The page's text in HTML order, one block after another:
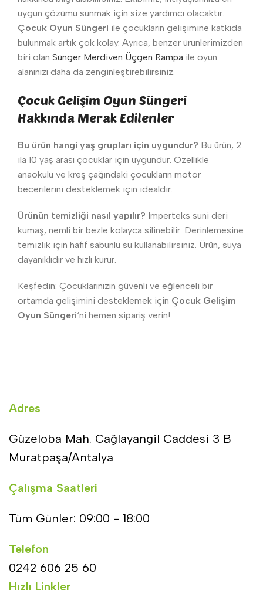
uygun çözümü sunmak için size yardımcı olacaktır.
Çocuk Oyun Süngeri ile çocukların gelişimine katkıda
bulunmak artık çok kolay. Ayrıca, benzer ürünlerimizden
biri olan Sünger Merdiven Üçgen Rampa ile oyun
alanınızı daha da zenginleştirebilirsiniz.
Çocuk Gelişim Oyun Süngeri
Hakkında Merak Edilenler
Bu ürün hangi yaş grupları için uygundur? Bu ürün, 2
ila 10 yaş arası çocuklar için uygundur. Özellikle
anaokulu ve kreş çağındaki çocukların motor
becerilerini desteklemek için idealdir.
Ürünün temizliği nasıl yapılır? Imperteks suni deri
kumaş, nemli bir bezle kolayca silinebilir. Derinlemesine
temizlik için hafif sabunlu su kullanabilirsiniz. Ürün, suya
dayanıklıdır ve hızlı kurur.
Keşfedin: Çocuklarınızın güvenli ve eğlenceli bir
ortamda gelişimini desteklemek için Çocuk Gelişim
Oyun Süngeri‘ni hemen sipariş verin!
Adres
Güzeloba Mah. Cağlayangil Caddesi 3 B
Muratpaşa/Antalya
Çalışma Saatleri
Tüm Günler: 09:00 - 18:00
Telefon
0242 606 25 60
Hızlı Linkler